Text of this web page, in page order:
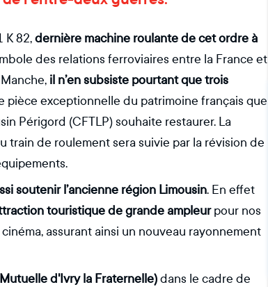
K 82,dernière machine roulante de cet ordre à
des relations ferroviaires entre la France et
il n’en subsiste pourtant que trois
pièce exceptionnelle du patrimoine français que
Périgord (CFTLP) souhaite restaurer. La
train de roulement sera suivie par la révision de
soutenir l’ancienne région Limousin. En effet
touristique de grande ampleurpour nos
assurant ainsi un nouveau rayonnement
d'Ivry la Fraternelle)dans le cadre de